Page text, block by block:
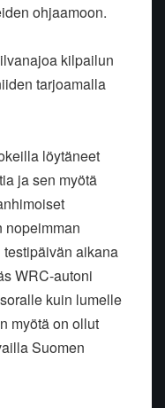
ohjaamoon.
kilpailun
tarjoamalla
löytäneet
ja sen myötä
nopeimman
aikana
WRC-autoni
kuin lumelle
myötä on ollut
Suomen